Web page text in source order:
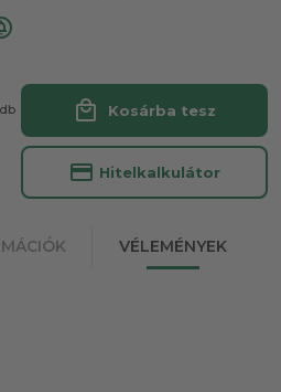
db local_mall Kosárba tesz
credit_card Hitelkalkulátor
VÉLEMÉNYEK